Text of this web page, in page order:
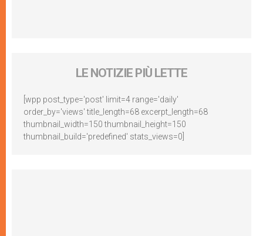
LE NOTIZIE PIÙ LETTE
[wpp post_type='post' limit=4 range='daily'
order_by='views' title_length=68 excerpt_length=68
thumbnail_width=150 thumbnail_height=150
thumbnail_build='predefined' stats_views=0]